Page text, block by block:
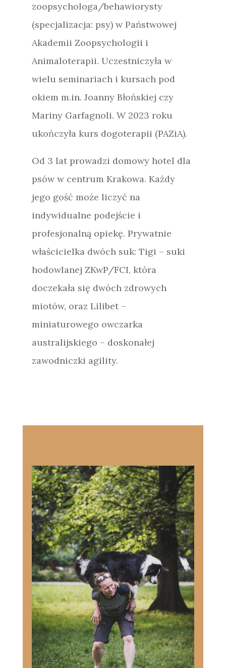
zoopsychologa/behawiorysty
(specjalizacja: psy) w Państwowej
Akademii Zoopsychologii i
Animaloterapii. Uczestniczyła w
wielu seminariach i kursach pod
okiem m.in. Joanny Błońskiej czy
Mariny Garfagnoli. W 2023 roku
ukończyła kurs dogoterapii (PAZiA).
Od 3 lat prowadzi domowy hotel dla
psów w centrum Krakowa. Każdy
jego gość może liczyć na
indywidualne podejście i
profesjonalną opiekę. Prywatnie
właścicielka dwóch suk: Tigi – suki
hodowlanej ZKwP/FCI, która
doczekała się dwóch zdrowych
miotów, oraz Lilibet –
miniaturowego owczarka
australijskiego – doskonałej
zawodniczki agility.